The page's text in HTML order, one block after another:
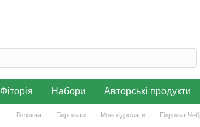
Фіторія Набори Авторські продукти
Головна Гідролати Моногідролати Гідролат